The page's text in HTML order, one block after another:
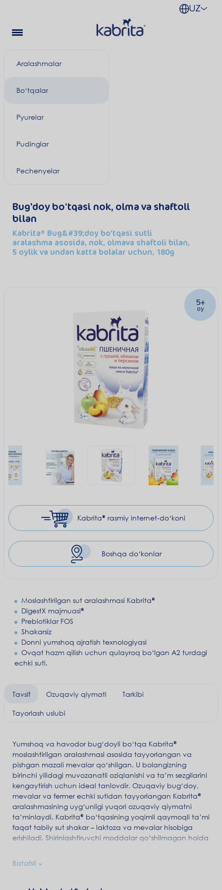
UZ
Aralashmalar
Bo‘tqalar
Pyurelar
Pudinglar
Pechenyelar
Bug'doy bo‘tqasi nok, olma va shaftoli
bilan
Kabrita® Bug&#39;doy bo‘tqasi sutli
aralashma asosida, nok, olmava shaftoli bilan,
5 oylik va undan katta bolalar uchun, 180g
5+
oy
Kabrita® rasmiyinternet-do‘koni
Boshqa do‘konlar
Moslashtirilgan sut aralashmasi Kabrita
DigestX majmuasi
Prebiotiklar FOS
Shakarsiz
Donni yumshoq ajratish texnologiyasi
Ovqat hazm qilish uchun qulayroq bo‘lgan A2 turdagi
echki suti.
Tavsif Ozuqaviy qiymati Tarkibi
Tayorlash uslubi
Yumshoq va havodor bug‘doyli bo‘tqa Kabrita®
moslashtirilgan aralashmasi asosida tayyorlangan va
pishgan mazali mevalar qo‘shilgan. U bolangizning
birinchi yilidagi muvozanatli oziqlanishi va ta’m sezgilarini
kengaytirish uchun ideal tanlovdir. Ozuqaviy bug‘doy,
mevalar va fermer echki sutidan tayyorlangan Kabrita®
aralashmasining uyg‘unligi yuqori ozuqaviy qiymatni
ta’minlaydi. Kabrita® bo‘tqasining yoqimli qaymoqli ta’mi
faqat tabiiy sut shakar – laktoza va mevalar hisobiga
erishiladi. Shirinlashtiruvchi moddalar qo‘shilmagan holda
asosida tayyorlangan moslashtirilgan Kabrita
Batafsil